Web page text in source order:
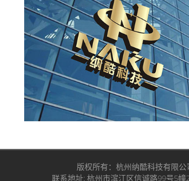
Post navigation
版权所有：杭州纳酷科技有限公
联系地址: 杭州市滨江区信诚路99号5幢